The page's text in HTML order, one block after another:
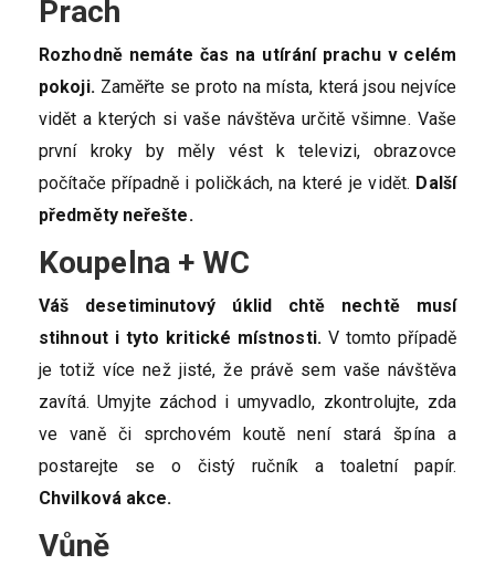
Prach
Rozhodně nemáte čas na utírání prachu v celém
pokoji.Zaměřte se proto na místa, která jsou nejvíce
vidět a kterých si vaše návštěva určitě všimne. Vaše
první kroky by měly vést k televizi, obrazovce
počítače případně i poličkách, na které je vidět. Další
předměty neřešte.
Koupelna + WC
Váš desetiminutový úklid chtě nechtě musí
stihnout i tyto kritické místnosti.V tomto případě
je totiž více než jisté, že právě sem vaše návštěva
zavítá. Umyjte záchod i umyvadlo, zkontrolujte, zda
ve vaně či sprchovém koutě není stará špína a
postarejte se o čistý ručník a toaletní papír.
Chvilková akce.
Vůně